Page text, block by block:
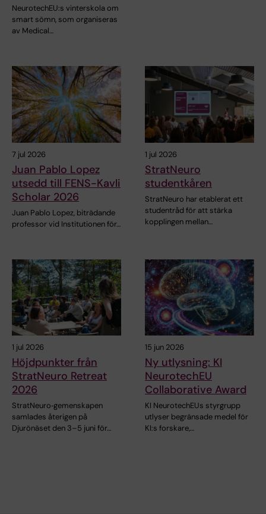
NeurotechEU:s vinterskola om
smart sömn, som organiseras
av Medical…
7 jul 2026
Juan Pablo Lopez
utsedd till FENS-Kavli
Scholar 2026
Juan Pablo Lopez, biträdande
professor vid Institutionen för…
1 jul 2026
StratNeuro
studentkåren
StratNeuro har etablerat ett
studentråd för att stärka
kopplingen mellan…
1 jul 2026
Höjdpunkter från
StratNeuro Retreat
2026
StratNeuro‑gemenskapen
samlades återigen på
Djurönäset den 3–5 juni för…
15 jun 2026
Ny utlysning: KI
NeurotechEU
Collaborative Award
KI NeurotechEUs styrgrupp
utlyser begränsade medel för
KI:s forskare,…